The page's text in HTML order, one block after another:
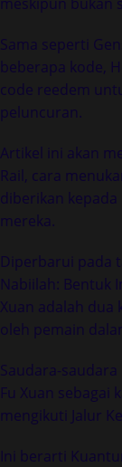
Sama seperti
beberapa kode,
code reedem
peluncuran.
Artikel ini akan
Rail, cara
diberikan
mereka.
Diperbarui pada
Nabiilah: Bentuk
Xuan adalah dua
oleh pemain
Saudara-
Fu Xuan sebagai
mengikuti Jalur
Ini berarti